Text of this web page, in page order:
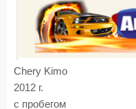
Chery Kimo
2012 г.
с пробегом